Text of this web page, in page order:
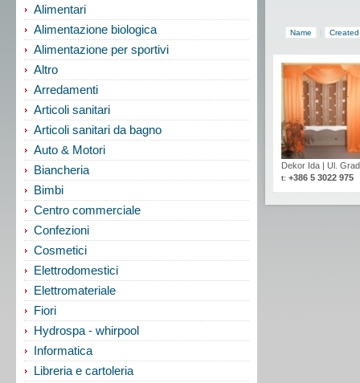
Alimentari
Alimentazione biologica
Alimentazione per sportivi
Altro
Arredamenti
Articoli sanitari
Articoli sanitari da bagno
Auto & Motori
Biancheria
Bimbi
Centro commerciale
Confezioni
Cosmetici
Elettrodomestici
Elettromateriale
Fiori
Hydrospa - whirpool
Informatica
Libreria e cartoleria
Name Created
Dekor Ida Ul.
t: +386 5 3022 975